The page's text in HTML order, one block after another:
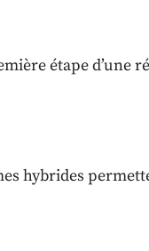
étape d’une
hybrides